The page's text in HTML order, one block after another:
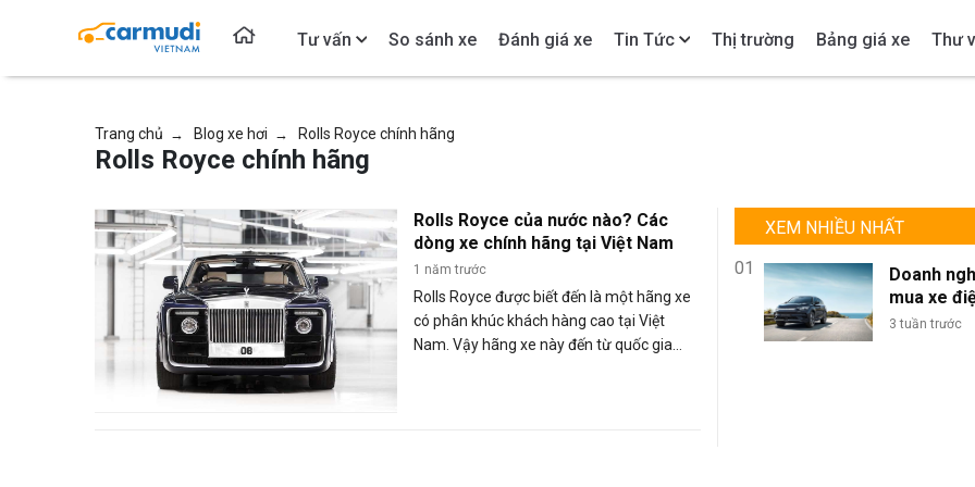
Tư vấn So sánh xe Đánh giá xe Tin Tức Thị trường Bảng giá xe Thư
Trang chủ → Blog xe hơi → Rolls Royce chính hãng
Rolls Royce chính hãng
Rolls Royce của nước nào? Các
dòng xe chính hãng tại Việt Nam
1 năm trước
Rolls Royce được biết đến là một hãng xe
có phân khúc khách hàng cao tại Việt
Nam. Vậy hãng xe này đến từ quốc gia
XEM NHIỀU NHẤT
01
Doanh
mua xe
lượng lớn:
3 tuần trước